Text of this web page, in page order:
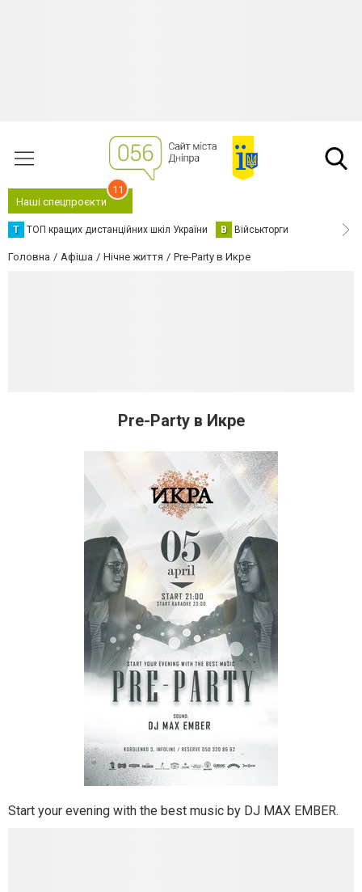
Наші спецпроєкти
11
Т ТОП кращих дистанційних шкіл України В Військторги
Головна Афіша Нічне життя Pre-Party в Икре
Pre-Party в Икре
Start your evening with the best music by DJ MAX EMBER.